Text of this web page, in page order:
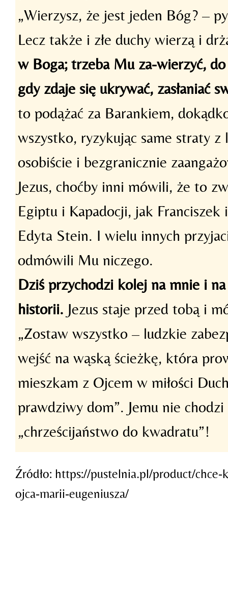
„Wierzysz, że jest jeden Bóg? –
Lecz także i złe duchy wierzą i
w Boga; trzeba Mu za-wierzyć,
gdy zdaje się ukrywać, zasłaniać
to podążać za Barankiem,
wszystko, ryzykując same straty
osobiście i bezgranicznie
Jezus, choćby inni mówili, że to
Egiptu i Kapadocji, jak
Edyta Stein. I wielu innych
odmówili Mu niczego.
Dziś przychodzi kolej na mnie i
historii. Jezus staje przed tobą i
„Zostaw wszystko – ludzkie
wejść na wąską ścieżkę, która
mieszkam z Ojcem w miłości
prawdziwy dom”. Jemu nie
„chrześcijaństwo do kwadratu”!
Źródło: https://pustelnia.pl/product/
ojca-marii-eugeniusza/